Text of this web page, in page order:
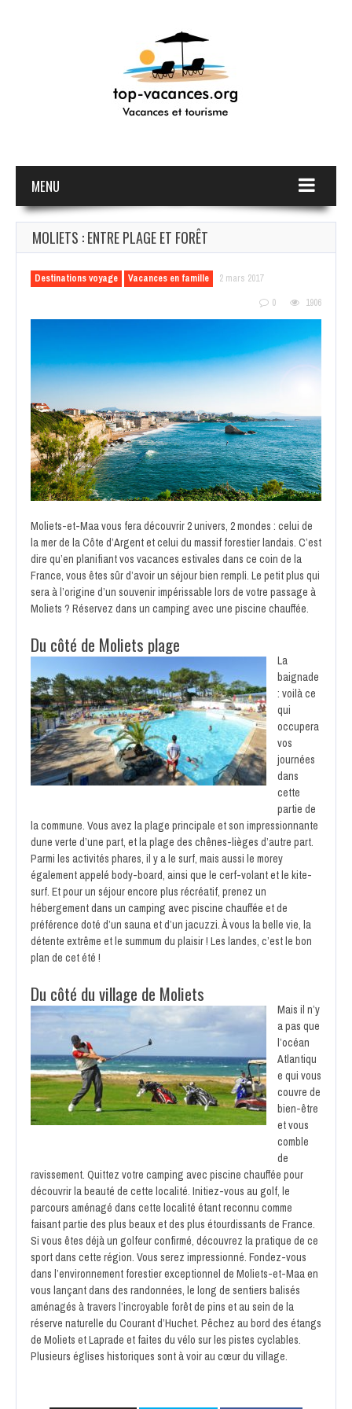
MENU
MOLIETS : ENTRE PLAGE ET FORÊT
Destinations voyage Vacances en famille
2 mars 2017
0
1906
Moliets-et-Maa vous fera découvrir 2 univers, 2 mondes : celui de
la mer de la Côte d’Argent et celui du massif forestier landais. C’est
dire qu’en planifiant vos vacances estivales dans ce coin de la
France, vous êtes sûr d’avoir un séjour bien rempli. Le petit plus qui
sera à l’origine d’un souvenir impérissable lors de votre passage à
Moliets ? Réservez dans un camping avec une piscine chauffée.
Du côté de Moliets plage
La
baignade
: voilà ce
qui
occupera
vos
journées
dans
cette
partie de
la commune. Vous avez la plage principale et son impressionnante
dune verte d’une part, et la plage des chênes-lièges d’autre part.
Parmi les activités phares, il y a le surf, mais aussi le morey
également appelé body-board, ainsi que le cerf-volant et le kite-
surf. Et pour un séjour encore plus récréatif, prenez un
hébergementdans un camping avec piscine chauffée et de
préférence doté d’un sauna et d’un jacuzzi. À vous la belle vie, la
détente extrême et le summum du plaisir ! Les landes, c’est le bon
plan de cet été !
Du côté du village de Moliets
Mais il n’y
a pas que
l’océan
Atlantiqu
e qui vous
couvre de
bien-être
et vous
comble
de
ravissement. Quittez votre camping avec piscine chauffée pour
découvrir la beauté de cette localité. Initiez-vous au golf, le
parcours aménagé dans cette localité étant reconnu comme
faisant partie des plus beaux et des plus étourdissants de France.
Si vous êtes déjà un golfeur confirmé, découvrez la pratique de ce
sport dans cette région. Vous serez impressionné. Fondez-vous
dans l’environnement forestier exceptionnel de Moliets-et-Maa en
vous lançant dans des randonnées, le long de sentiers balisés
aménagés à travers l’incroyable forêt de pins et au sein de la
réserve naturelle du Courant d’Huchet. Pêchez au bord des étangs
de Moliets et Laprade et faites du vélo sur les pistes cyclables.
Plusieurs églises historiques sont à voir au cœur du village.